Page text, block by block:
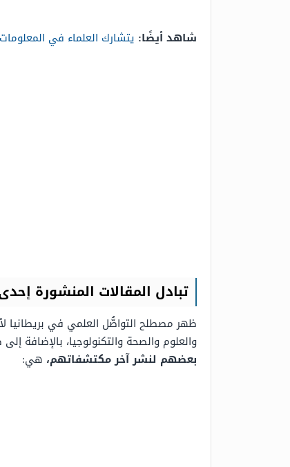
شاهد أيضًا: يتشارك العلماء في
تبادل المقالات المنشورة
ظهر مصطلح التواصُّل العلمي في بريطانيا
والعلوم والصحة والتكنولوجيا، بالإضافة
بعضهم لنشر آخر مكتشفاتهم، هي: